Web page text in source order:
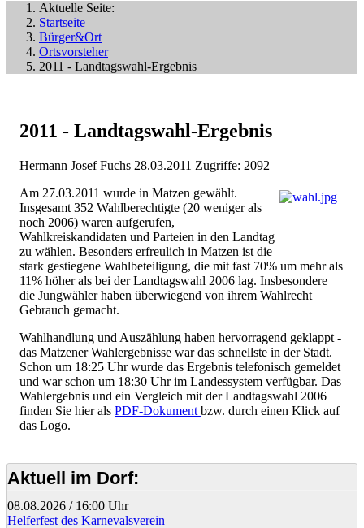
Aktuelle Seite:
Startseite
Bürger&Ort
Ortsvorsteher
2011 - Landtagswahl-Ergebnis
2011 - Landtagswahl-Ergebnis
Hermann Josef Fuchs 28.03.2011 Zugriffe: 2092
Am 27.03.2011 wurde in Matzen gewählt.
Insgesamt 352 Wahlberechtigte (20 weniger als
noch 2006) waren aufgerufen,
Wahlkreiskandidaten und Parteien in den Landtag
zu wählen. Besonders erfreulich in Matzen ist die
stark gestiegene Wahlbeteiligung, die mit fast 70% um mehr als
11% höher als bei der Landtagswahl 2006 lag. Insbesondere
die Jungwähler haben überwiegend von ihrem Wahlrecht
Gebrauch gemacht.
Wahlhandlung und Auszählung haben hervorragend geklappt -
das Matzener Wahlergebnisse war das schnellste in der Stadt.
Schon um 18:25 Uhr wurde das Ergebnis telefonisch gemeldet
und war schon um 18:30 Uhr im Landessystem verfügbar. Das
Wahlergebnis und ein Vergleich mit der Landtagswahl 2006
finden Sie hier als PDF-Dokument bzw. durch einen Klick auf
das Logo.
Aktuell im Dorf:
08.08.2026 / 16:00 Uhr
Helferfest des Karnevalsverein